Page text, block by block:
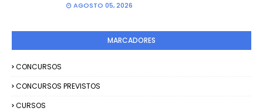
AGOSTO 05, 2026
MARCADORES
CONCURSOS
CONCURSOS PREVISTOS
CURSOS